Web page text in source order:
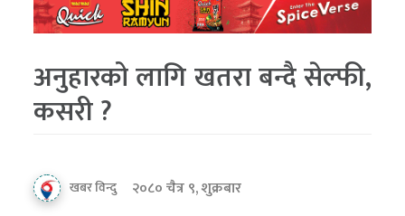
अनुहारको लागि खतरा बन्दै सेल्फी,
कसरी ?
खबर विन्दु २०८० चैत्र ९, शुक्रबार